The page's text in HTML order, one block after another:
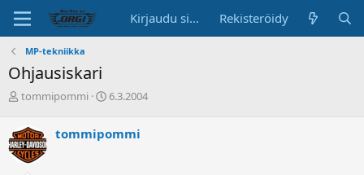
Kirjaudu sisään Rekisteröidy
MP-tekniikka
Ohjausiskari
K
k
u
tommipommi
A
i
6.3.2004
tommipommi